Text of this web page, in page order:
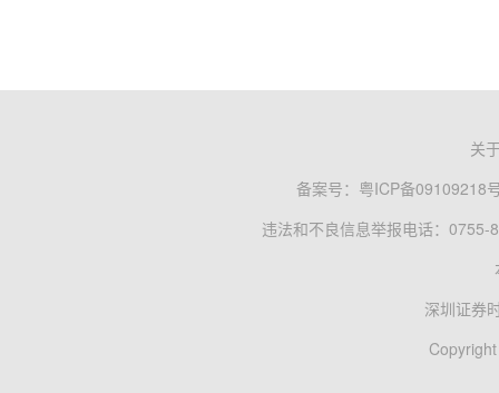
关
备案号： 粤ICP备09109218
违法和不良信息举报电话：0755-
深圳证券